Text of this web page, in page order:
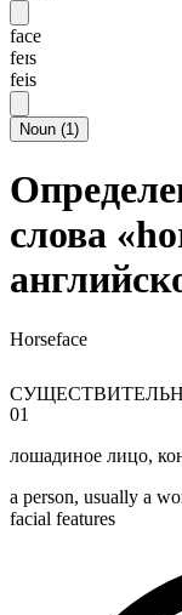
face
feɪs
feis
Noun (1)
слова
Horseface
01
лошадиное лицо,
a person, usually a
facial features